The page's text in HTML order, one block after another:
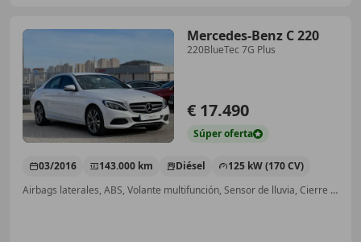
Mercedes-Benz C 220
220BlueTec 7G Plus
€ 17.490
Súperoferta
03/2016 143.000 km Diésel
125 kW (170 CV)
Airbags laterales, ABS, Volante multifunción, Sensor de lluvia, Cierre centralizado